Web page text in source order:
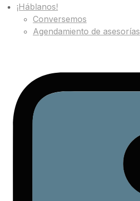
¡Háblanos!
Conversemos
Agendamiento de asesorías